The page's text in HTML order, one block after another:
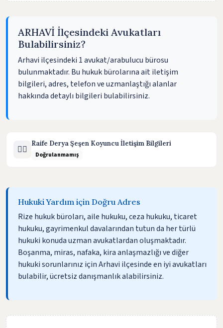
ARHAVİ İlçesindeki Avukatları
Bulabilirsiniz?
Arhavi ilçesindeki 1 avukat/arabulucu bürosu
bulunmaktadır. Bu hukuk bürolarına ait iletişim
bilgileri, adres, telefon ve uzmanlaştığı alanlar
hakkında detaylı bilgileri bulabilirsiniz.
🧑‍⚖️
Raife Derya Şeşen Koyuncu İletişim Bilgileri
Doğrulanmamış
Hukuki Yardım için Doğru Adres
Rize hukuk büroları, aile hukuku, ceza hukuku, ticaret
hukuku, gayrimenkul davalarından tutun da her türlü
hukuki konuda uzman avukatlardan oluşmaktadır.
Boşanma, miras, nafaka, kira anlaşmazlığı ve diğer
hukuki sorunlarınız için Arhavi ilçesinde en iyi avukatları
bulabilir, ücretsiz danışmanlık alabilirsiniz.